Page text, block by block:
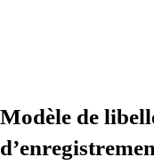
Modèle de